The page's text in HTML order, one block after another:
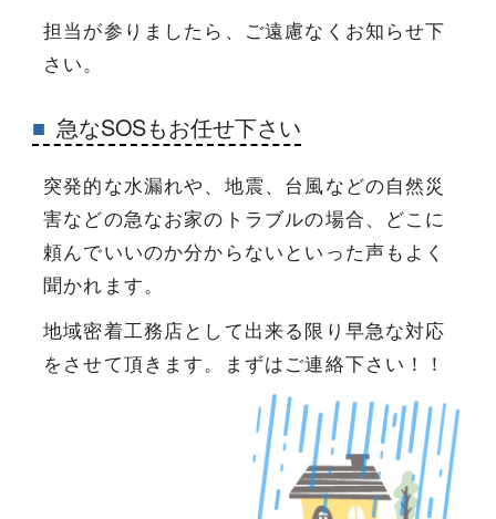
担当が参りましたら、ご遠慮なくお知らせ下
さい。
急なSOSもお任せ下さい
突発的な水漏れや、地震、台風などの自然災
害などの急なお家のトラブルの場合、どこに
頼んでいいのか分からないといった声もよく
聞かれます。
地域密着工務店として出来る限り早急な対応
をさせて頂きます。まずはご連絡下さい！！